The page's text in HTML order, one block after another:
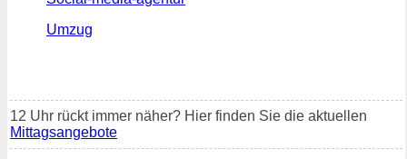
Umzug
12 Uhr rückt immer näher? Hier finden Sie die aktuellen
Mittagsangebote